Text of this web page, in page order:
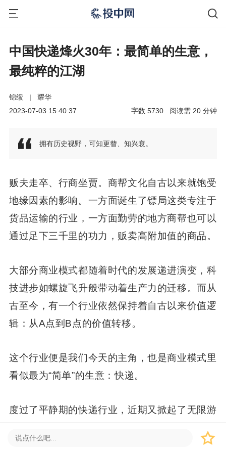
中国快递烽火30年：最简单的生意，
最纯粹的江湖
锦缎 |
耀华
2023-07-03 15:40:37
分钟
20
阅读需
5730
字数
拥有历史视野，可知更替、知兴衰。
贩夫走卒、行商坐贾。商帮文化自古以来就饱受
地缘因素的影响。一方面诞生了镖局这类专注于
货品运输的行业，一方面勤劳的地方商帮也可以
通过足下三千里的功力，贩卖高附加值的商品。
大部分商业模式都随着时代的发展递进演变，科
技进步如螺旋飞升般带动着生产力的迁移。而从
古至今，有一个行业依然保持着自古以来价值逻
辑：从A点到B点的价值转移。
这个行业便是我们今天的主角，也是商业模式里
看似最为“简单”的生意：快递。
度过了平静期的快递行业，近期又掀起了无限游
书，另一方面迎来新掌门人的菜鸟宣布进军直营